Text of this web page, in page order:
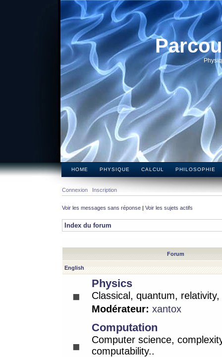
HOME PHYSIQUE CALCUL PHILOSOPHIE
Connexion Inscription
Voir les messages sans réponse | Voir les sujets actifs
Index du forum
Forum
English
Physics
Classical, quantum,
Modérateur: xantox
Computation
Computer science,
computability..